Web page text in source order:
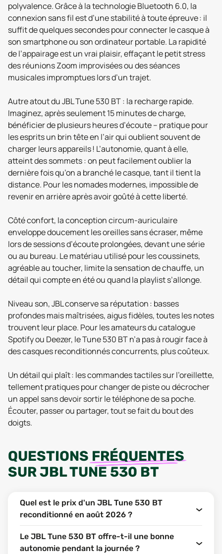
polyvalence. Grâce à la technologie Bluetooth 6.0, la
connexion sans fil est d’une stabilité à toute épreuve : il
suffit de quelques secondes pour connecter le casque à
son smartphone ou son ordinateur portable. La rapidité
de l’appairage est un vrai plaisir, effaçant le petit stress
des réunions Zoom improvisées ou des séances
musicales impromptues lors d’un trajet.
Autre atout du JBL Tune 530 BT : la recharge rapide.
Imaginez, après seulement 15 minutes de charge,
bénéficier de plusieurs heures d’écoute – pratique pour
les esprits un brin tête en l’air qui oublient souvent de
charger leurs appareils ! L’autonomie, quant à elle,
atteint des sommets : on peut facilement oublier la
dernière fois qu’on a branché le casque, tant il tient la
distance. Pour les nomades modernes, impossible de
revenir en arrière après avoir goûté à cette liberté.
Côté confort, la conception circum-auriculaire
enveloppe doucement les oreilles sans écraser, même
lors de sessions d’écoute prolongées, devant une série
ou au bureau. Le matériau utilisé pour les coussinets,
agréable au toucher, limite la sensation de chauffe, un
détail qui compte en été ou quand la playlist s’allonge.
Niveau son, JBL conserve sa réputation : basses
profondes mais maîtrisées, aigus fidèles, toutes les notes
trouvent leur place. Pour les amateurs du catalogue
Spotify ou Deezer, le Tune 530 BT n’a pas à rougir face à
des casques reconditionnés concurrents, plus coûteux.
Un détail qui plaît : les commandes tactiles sur l’oreillette,
tellement pratiques pour changer de piste ou décrocher
un appel sans devoir sortir le téléphone de sa poche.
Écouter, passer ou partager, tout se fait du bout des
doigts.
QUESTIONS FRÉQUENTES
SURJBL TUNE 530 BT
Quel est le prix d'un JBL Tune 530 BT
reconditionné en août 2026 ?
Le JBL Tune 530 BT offre-t-il une bonne
autonomie pendant la journée ?